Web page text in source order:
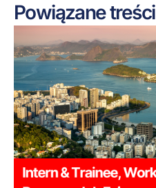
Powiązane treści